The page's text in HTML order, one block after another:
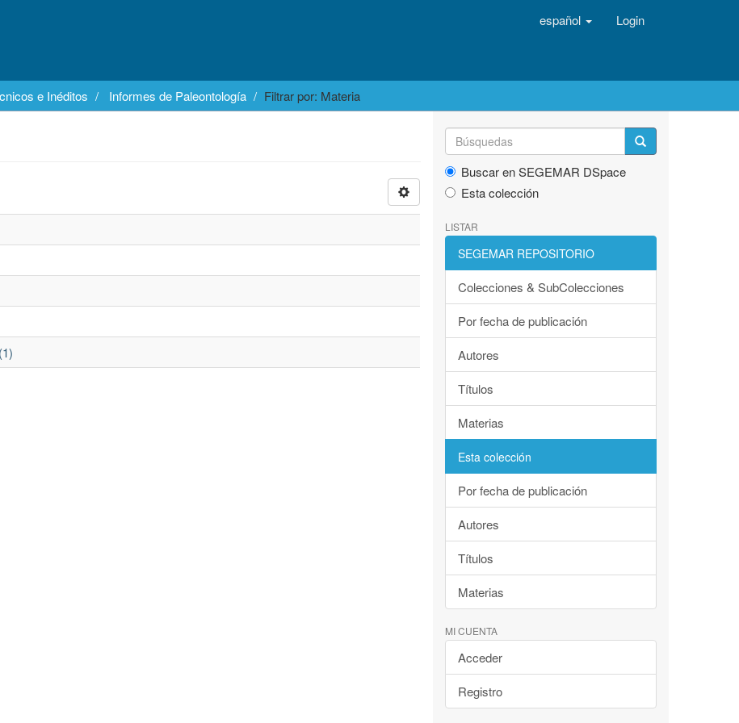
español Login
e Inéditos Informes de Paleontología Filtrar por: Materia
Buscar en SEGEMAR DSpace
Esta colección
LISTAR
SEGEMAR REPOSITORIO
Colecciones & SubColecciones
Por fecha de publicación
Autores
Títulos
Materias
Esta colección
Por fecha de publicación
Autores
Títulos
Materias
MI CUENTA
Acceder
Registro